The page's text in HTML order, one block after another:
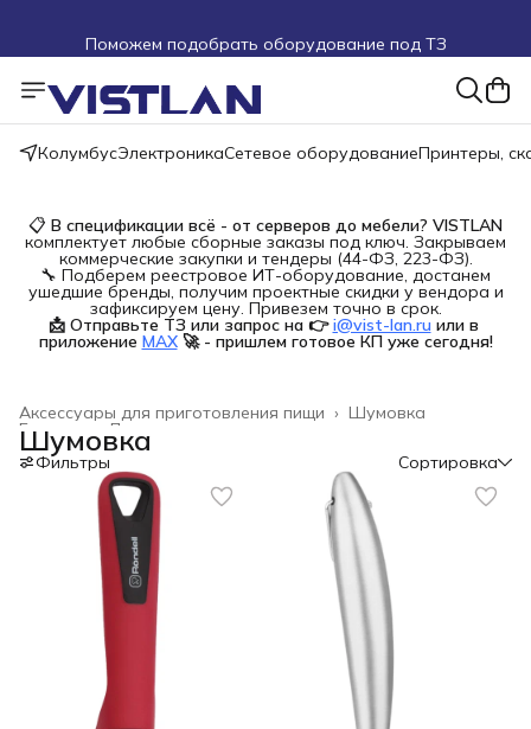
Пуско-наладочные работы
Пришлите запрос на e-mail или в чат
КолумбусЭлектроникаСетевое оборудованиеПринтеры,
📋 В спецификации всё - от серверов до мебели? VISTLAN
комплектует любые сборные заказы под ключ. Закрываем
коммерческие закупки и тендеры (44-ФЗ, 223-ФЗ).
🔧 Подберем реестровое ИТ-оборудование, достанем
ушедшие бренды, получим проектные скидки у вендора и
зафиксируем цену. Привезем точно в срок.
📩 Отправьте ТЗ или запрос на 👉 i@vist-lan.ru или в
приложение MAX 🚀 - пришлем готовое КП уже сегодня!
Шумовка
Аксессуары для приготовления пищи ›
Дом и сад
Главная
Шумовка
Фильтры Сортировка